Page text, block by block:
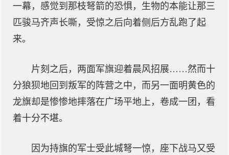
一幕，感觉到那枝弩箭的恐惧，生物的本能让那三
匹骏马齐声长嘶，受惊之后向着侧后方乱跑了起
来。
片刻之后，两面军旗迎着晨风招展……然而十
分狼狈地回到叛军的阵营之中，而另一面明黄色的
龙旗却是惨惨地摔落在广场平地上，卷成一团，看
着十分不堪。
因为持旗的军士受此城弩一惊，座下战马又受